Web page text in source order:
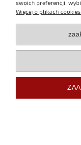
swoich preferencji,
Więcej o plikach